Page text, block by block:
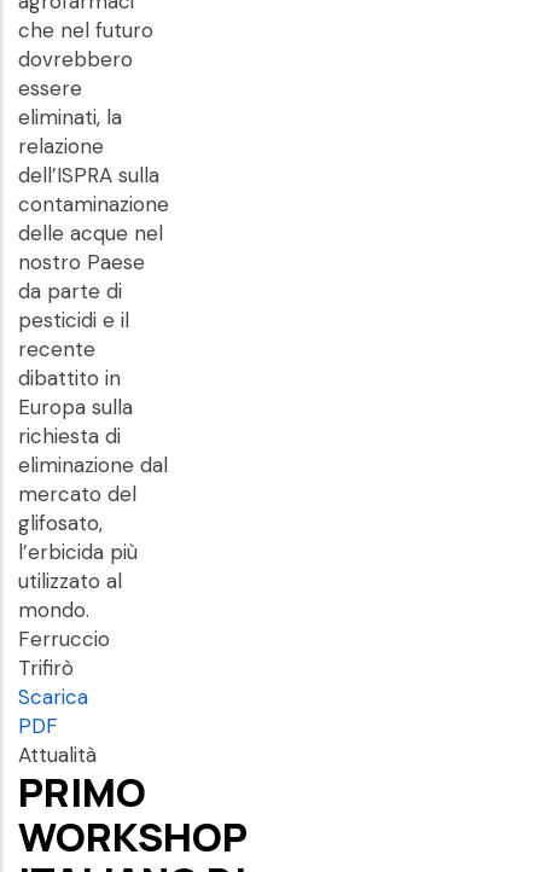
che nel futuro
dovrebbero
essere
eliminati, la
relazione
dell’ISPRA sulla
contaminazione
delle acque nel
nostro Paese
da parte di
pesticidi e il
recente
dibattito in
Europa sulla
richiesta di
eliminazione dal
mercato del
glifosato,
l’erbicida più
utilizzato al
mondo.
Ferruccio
Trifirò
Scarica
PDF
Attualità
PRIMO
WORKSHOP